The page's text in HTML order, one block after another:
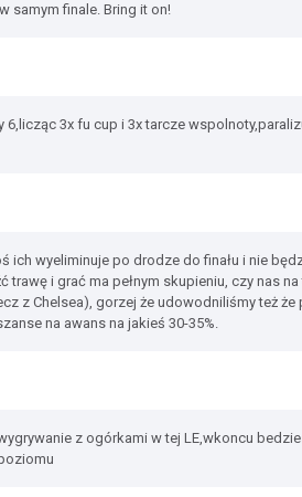
samym finale. Bring it on!
3x fu cup i 3x tarcze
ich wyeliminuje po drodze do finału i nie
i grać ma pełnym skupieniu, czy nas
z Chelsea), gorzej że udowodniliśmy też że
na awans na jakieś 30-35%.
z ogórkami w tej LE,wkoncu